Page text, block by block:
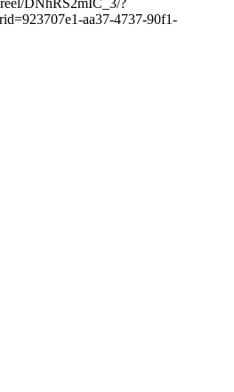
DNhRS2mIC_3/?
aa37-4737-90f1-